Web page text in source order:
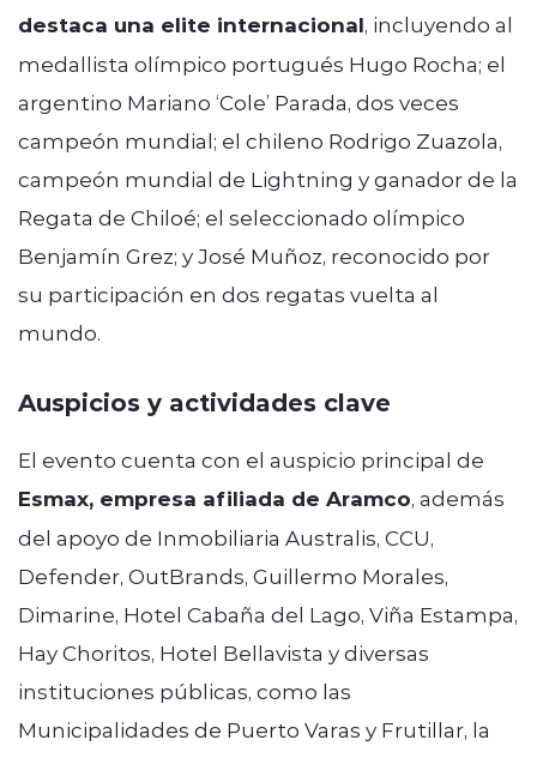
destaca una elite internacional, incluyendo al
medallista olímpico portugués Hugo Rocha; el
argentino Mariano ‘Cole’ Parada, dos veces
campeón mundial; el chileno Rodrigo Zuazola,
campeón mundial de Lightning y ganador de la
Regata de Chiloé; el seleccionado olímpico
Benjamín Grez; y José Muñoz, reconocido por
su participación en dos regatas vuelta al
mundo.
Auspicios y actividades clave
El evento cuenta con el auspicio principal de
Esmax, empresa afiliada de Aramco, además
del apoyo de Inmobiliaria Australis, CCU,
Defender, OutBrands, Guillermo Morales,
Dimarine, Hotel Cabaña del Lago, Viña Estampa,
Hay Choritos, Hotel Bellavista y diversas
instituciones públicas, como las
Municipalidades de Puerto Varas y Frutillar, la